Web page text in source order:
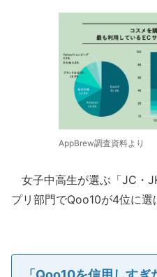
AppBrew調査資料より
女子中高生が選ぶ「JC・
プリ部門でQoo10が4位に選